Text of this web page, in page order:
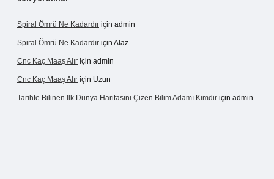
Spiral Ömrü Ne Kadardır için admin
Spiral Ömrü Ne Kadardır için Alaz
Cnc Kaç Maaş Alır için admin
Cnc Kaç Maaş Alır için Uzun
Tarihte Bilinen Ilk Dünya Haritasını Çizen Bilim Adamı Kimdir için admin